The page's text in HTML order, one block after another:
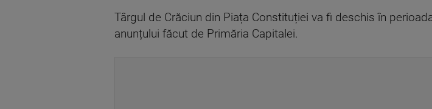
Târgul de Crăciun din Piața Constituției va fi deschis în
anunțului făcut de Primăria Capitalei.